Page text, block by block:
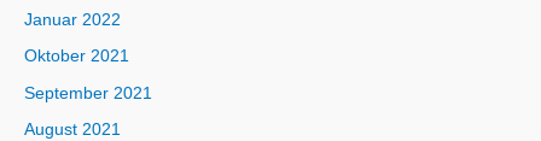
Januar 2022
Oktober 2021
September 2021
August 2021